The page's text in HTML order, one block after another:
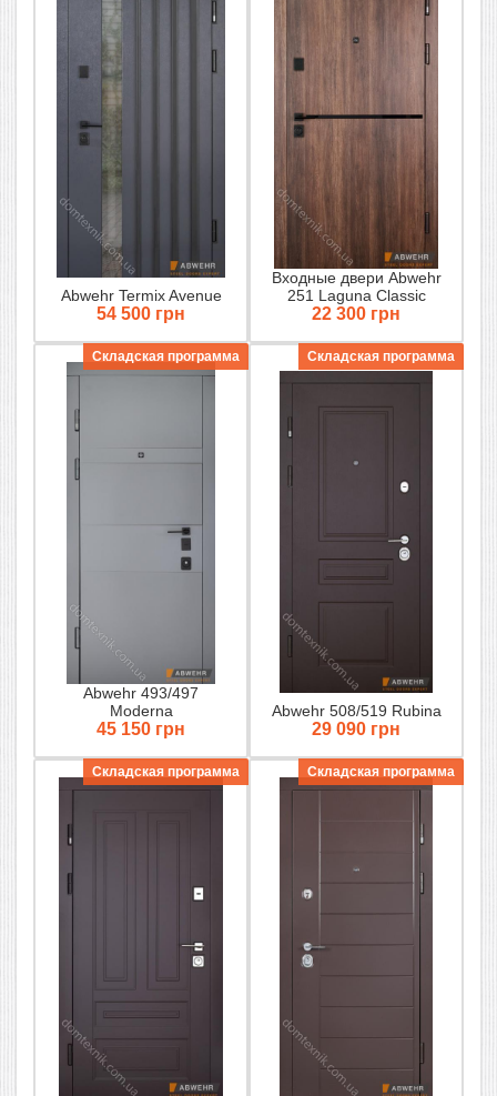
Abwehr Termix Avenue
54 500 грн
Входные двери Abwehr
251 Laguna Classic
22 300 грн
Abwehr 493/497
Moderna
45 150 грн
Складская программа
Abwehr 508/519 Rubina
29 090 грн
Складская программа
Складская программа Складская программа